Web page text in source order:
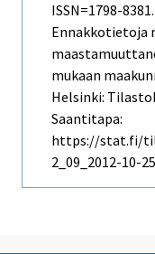
ISSN=1798-8381.
Ennakkotietoja
mukaan
Helsinki:
Saantitapa:
https://stat.fi/
2_09_2012-10-